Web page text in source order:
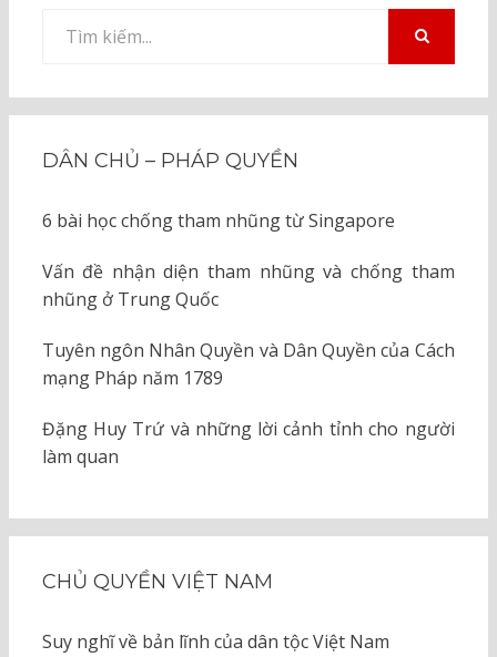
kiếm
DÂN CHỦ – PHÁP QUYỀN
6 bài học chống tham nhũng từ Singapore
Vấn đề nhận diện tham nhũng và chống tham
nhũng ở Trung Quốc
Tuyên ngôn Nhân Quyền và Dân Quyền của Cách
mạng Pháp năm 1789
Đặng Huy Trứ và những lời cảnh tỉnh cho người
làm quan
CHỦ QUYỀN VIỆT NAM
Suy nghĩ về bản lĩnh của dân tộc Việt Nam